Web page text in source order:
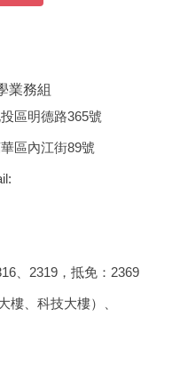
業務組
區明德路365號
區內江街89號
、2319，抵免：2369
、科技大樓）、